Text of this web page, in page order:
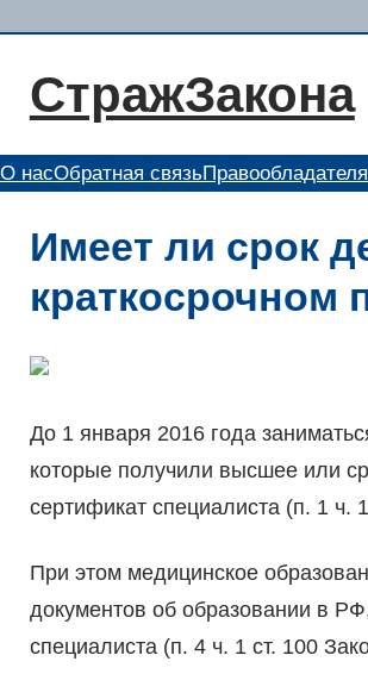
содержимому
СтражЗакона
О насОбратная связь
Имеет ли срок
До 1 января 2016 года
которые получили высшее или
сертификат специалиста (п. 1
При этом медицинское
документов об образовании в
специалиста (п. 4 ч. 1 ст. 100